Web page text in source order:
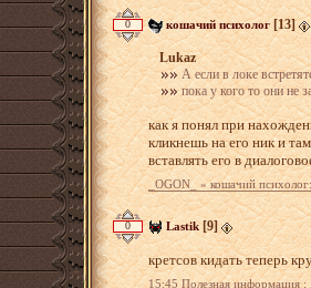
0 кошачий психолог [13]
Lukaz
А если в локе
пока у кого то они не
как я понял при
кликнешь на его ник и
вставлять его в
_OGON_ » кошачий
0 Lastik [9]
кретсов кидать теперь
15:45 Полезная информация